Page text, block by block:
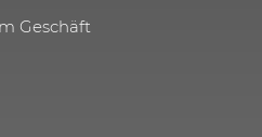
Geschäft